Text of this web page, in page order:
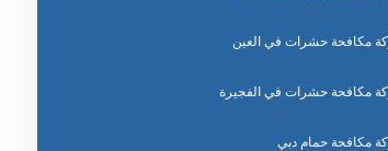
مكافحة حشرات في العين
مكافحة حشرات في الفجيرة
مكافحة حمام دبي